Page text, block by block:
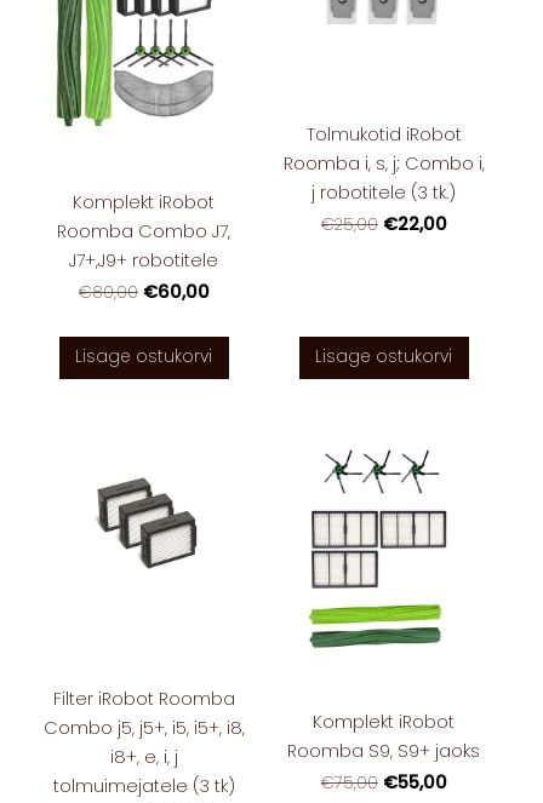
Komplekt iRobot
Roomba Combo J7,
J7+,J9+ robotitele
€80,00 €60,00
Lisage ostukorvi
Tolmukotid iRobot
Roomba i, s, j; Combo i,
j robotitele (3 tk.)
€25,00 €22,00
Lisage ostukorvi
Filter iRobot Roomba
Combo j5, j5+, i5, i5+, i8,
i8+, e, i, j
tolmuimejatele (3 tk)
Komplekt iRobot
Roomba S9, S9+ jaoks
€75,00 €55,00